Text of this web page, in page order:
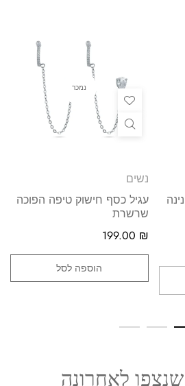
נמכר
נשים
עגיל כסף חישוק טיפה הפוכה
שרשרת
199.00 ₪
הוספה לסל
לאחרונה